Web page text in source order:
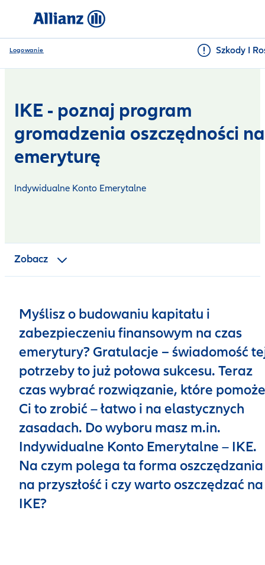
Logowanie Szkody I
IKE - poznaj program
gromadzenia oszczędności na
emeryturę
Indywidualne Konto Emerytalne
Zobacz
IKE w formie ubezpieczenie
Limit wpłat
Załóż IKE i IKZE
Myślisz o budowaniu kapitału i
zabezpieczeniu finansowym na czas
emerytury? Gratulacje − świadomość
potrzeby to już połowa sukcesu. Teraz
czas wybrać rozwiązanie, które pomoże
Ci to zrobić – łatwo i na elastycznych
zasadach. Do wyboru masz m.in.
Indywidualne Konto Emerytalne – IKE.
Na czym polega ta forma oszczędzania
na przyszłość i czy warto oszczędzać na
IKE?